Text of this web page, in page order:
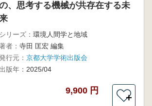
、思考する機械が共存在する未
シリーズ： 環境人間学と地域
者： 寺田 匡宏 編集
行元： 京都大学学術出版会
出版年： 2025/04
9,900 円
＋